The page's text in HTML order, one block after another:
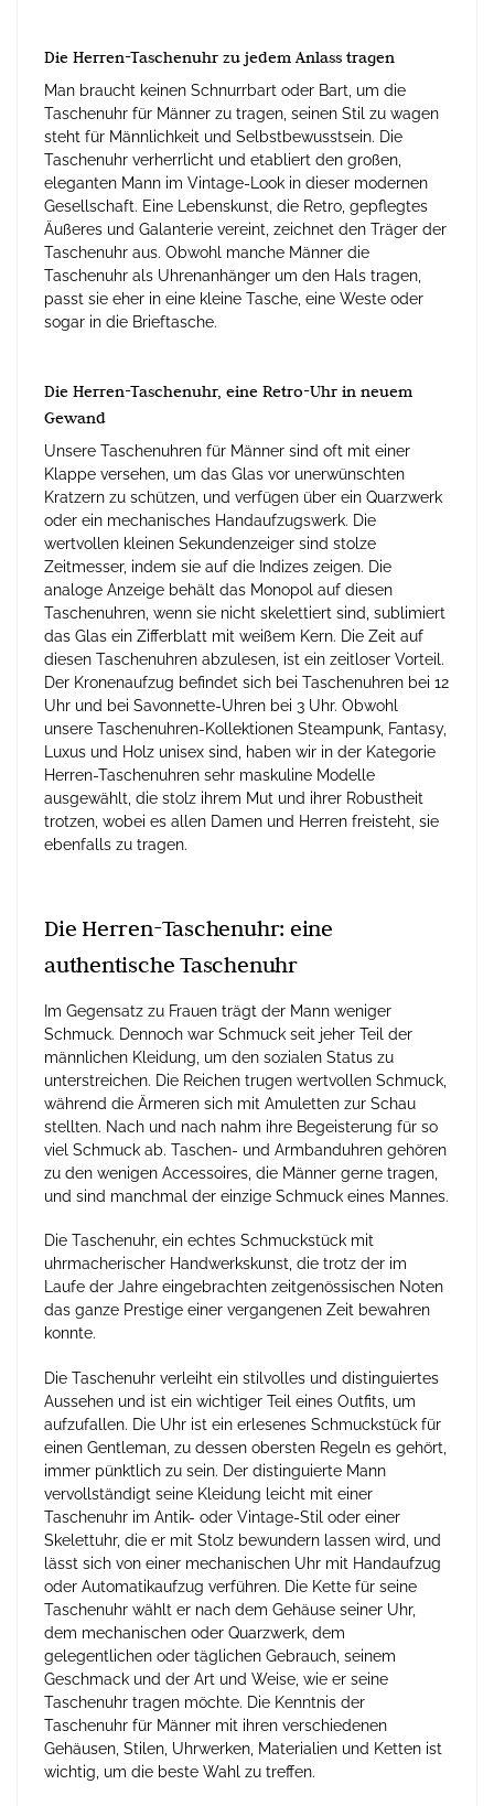
Die Herren-Taschenuhr zu jedem Anlass tragen
Man braucht keinen Schnurrbart oder Bart, um die
Taschenuhr für Männer zu tragen, seinen Stil zu wagen
steht für Männlichkeit und Selbstbewusstsein. Die
Taschenuhr verherrlicht und etabliert den großen,
eleganten Mann im Vintage-Look in dieser modernen
Gesellschaft. Eine Lebenskunst, die Retro, gepflegtes
Äußeres und Galanterie vereint, zeichnet den Träger der
Taschenuhr aus. Obwohl manche Männer die
Taschenuhr als Uhrenanhänger um den Hals tragen,
passt sie eher in eine kleine Tasche, eine Weste oder
sogar in die Brieftasche.
Die Herren-Taschenuhr, eine Retro-Uhr in neuem
Gewand
Unsere Taschenuhren für Männer sind oft mit einer
Klappe versehen, um das Glas vor unerwünschten
Kratzern zu schützen, und verfügen über ein Quarzwerk
oder ein mechanisches Handaufzugswerk. Die
wertvollen kleinen Sekundenzeiger sind stolze
Zeitmesser, indem sie auf die Indizes zeigen. Die
analoge Anzeige behält das Monopol auf diesen
Taschenuhren, wenn sie nicht skelettiert sind, sublimiert
das Glas ein Zifferblatt mit weißem Kern. Die Zeit auf
diesen Taschenuhren abzulesen, ist ein zeitloser Vorteil.
Der Kronenaufzug befindet sich bei Taschenuhren bei 12
Uhr und bei Savonnette-Uhren bei 3 Uhr. Obwohl
unsere Taschenuhren-Kollektionen Steampunk, Fantasy,
Luxus und Holz unisex sind, haben wir in der Kategorie
Herren-Taschenuhren sehr maskuline Modelle
ausgewählt, die stolz ihrem Mut und ihrer Robustheit
trotzen, wobei es allen Damen und Herren freisteht, sie
ebenfalls zu tragen.
Die Herren-Taschenuhr: eine
authentische Taschenuhr
Im Gegensatz zu Frauen trägt der Mann weniger
Schmuck. Dennoch war Schmuck seit jeher Teil der
männlichen Kleidung, um den sozialen Status zu
unterstreichen. Die Reichen trugen wertvollen Schmuck,
während die Ärmeren sich mit Amuletten zur Schau
stellten. Nach und nach nahm ihre Begeisterung für so
viel Schmuck ab. Taschen- und Armbanduhren gehören
zu den wenigen Accessoires, die Männer gerne tragen,
und sind manchmal der einzige Schmuck eines Mannes.
Die Taschenuhr, ein echtes Schmuckstück mit
uhrmacherischer Handwerkskunst, die trotz der im
Laufe der Jahre eingebrachten zeitgenössischen Noten
das ganze Prestige einer vergangenen Zeit bewahren
konnte.
Die Taschenuhr verleiht ein stilvolles und distinguiertes
Aussehen und ist ein wichtiger Teil eines Outfits, um
aufzufallen. Die Uhr ist ein erlesenes Schmuckstück für
einen Gentleman, zu dessen obersten Regeln es gehört,
immer pünktlich zu sein. Der distinguierte Mann
vervollständigt seine Kleidung leicht mit einer
Taschenuhr im Antik- oder Vintage-Stil oder einer
Skelettuhr, die er mit Stolz bewundern lassen wird, und
lässt sich von einer mechanischen Uhr mit Handaufzug
oder Automatikaufzug verführen. Die Kette für seine
Taschenuhr wählt er nach dem Gehäuse seiner Uhr,
dem mechanischen oder Quarzwerk, dem
gelegentlichen oder täglichen Gebrauch, seinem
Geschmack und der Art und Weise, wie er seine
Taschenuhr tragen möchte. Die Kenntnis der
Taschenuhr für Männer mit ihren verschiedenen
Gehäusen, Stilen, Uhrwerken, Materialien und Ketten ist
wichtig, um die beste Wahl zu treffen.